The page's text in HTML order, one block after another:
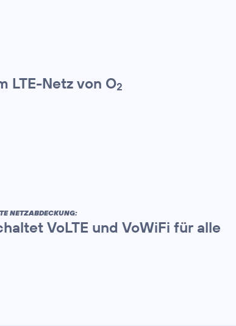
LTE-Netz von O2
NETZABDECKUNG:
VoLTE und VoWiFi für alle